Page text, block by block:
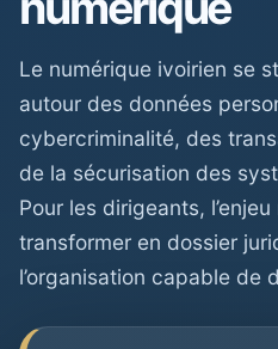
Le numérique ivoirien se
autour des données
cybercriminalité, des
de la sécurisation des
Pour les dirigeants,
transformer en dossier
l’organisation capable de